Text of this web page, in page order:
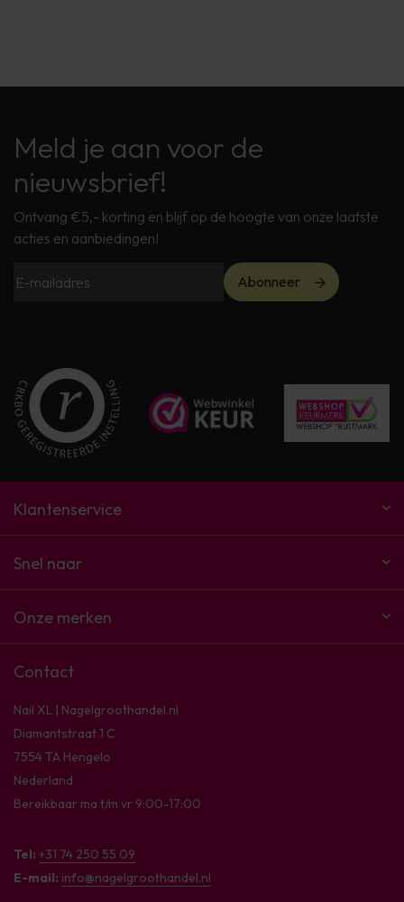
Meld je aan voor de
nieuwsbrief!
Ontvang €5,- korting en blijf op de hoogte van onze laatste
acties en aanbiedingen!
Abonneer
Klantenservice
Snel naar
Onze merken
Contact
Nail XL | Nagelgroothandel.nl
Diamantstraat 1 C
7554 TA Hengelo
Nederland
Bereikbaar ma t/m vr 9:00-17:00
Tel: +31 74 250 55 09
E-mail: info@nagelgroothandel.nl